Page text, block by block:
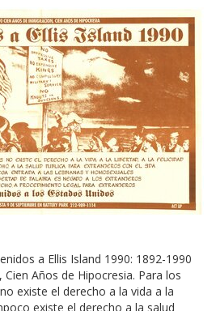
a Ellis Island 1990: 1892-1990
Años de Hipocresia. Para los
existe el derecho a la vida a la
existe el derecho a la salud